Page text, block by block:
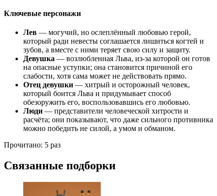
Ключевые персонажи
Лев — могучий, но ослеплённый любовью герой,
который ради невесты соглашается лишиться когтей и
зубов, а вместе с ними теряет свою силу и защиту.
Девушка — возлюбленная Льва, из-за которой он готов
на опасные уступки; она становится причиной его
слабости, хотя сама может не действовать прямо.
Отец девушки — хитрый и осторожный человек,
который боится Льва и придумывает способ
обезоружить его, воспользовавшись его любовью.
Люди — представители человеческой хитрости и
расчёта; они показывают, что даже сильного противника
можно победить не силой, а умом и обманом.
Прочитано: 5 раз
Связанные подборки